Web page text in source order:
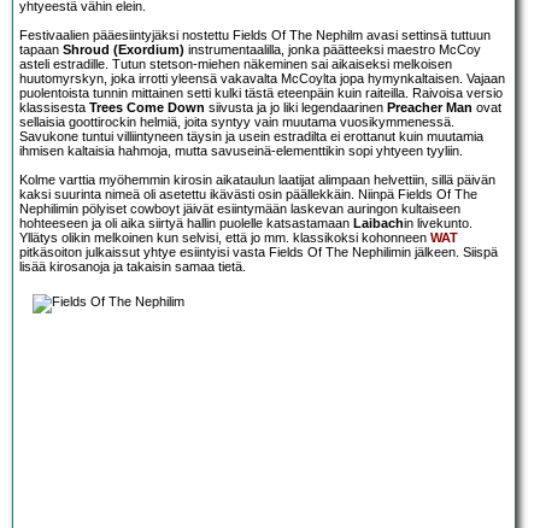
yhtyeestä vähin elein.
Festivaalien pääesiintyjäksi nostettu Fields Of The Nephilm avasi settinsä tuttuun
tapaan Shroud (Exordium) instrumentaalilla, jonka päätteeksi maestro McCoy
asteli estradille. Tutun stetson-miehen näkeminen sai aikaiseksi melkoisen
huutomyrskyn, joka irrotti yleensä vakavalta McCoylta jopa hymynkaltaisen. Vajaan
puolentoista tunnin mittainen setti kulki tästä eteenpäin kuin raiteilla. Raivoisa versio
klassisesta Trees Come Down siivusta ja jo liki legendaarinen Preacher Man ovat
sellaisia goottirockin helmiä, joita syntyy vain muutama vuosikymmenessä.
Savukone tuntui villiintyneen täysin ja usein estradilta ei erottanut kuin muutamia
ihmisen kaltaisia hahmoja, mutta savuseinä-elementtikin sopi yhtyeen tyyliin.
Kolme varttia myöhemmin kirosin aikataulun laatijat alimpaan helvettiin, sillä päivän
kaksi suurinta nimeä oli asetettu ikävästi osin päällekkäin. Niinpä Fields Of The
Nephilimin pölyiset cowboyt jäivät esiintymään laskevan auringon kultaiseen
hohteeseen ja oli aika siirtyä hallin puolelle katsastamaan Laibachin livekunto.
Yllätys olikin melkoinen kun selvisi, että jo mm. klassikoksi kohonneen WAT
pitkäsoiton julkaissut yhtye esiintyisi vasta Fields Of The Nephilimin jälkeen. Siispä
lisää kirosanoja ja takaisin samaa tietä.